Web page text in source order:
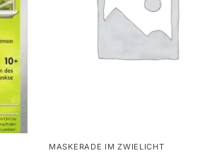
MASKERADE IM ZWIELICHT